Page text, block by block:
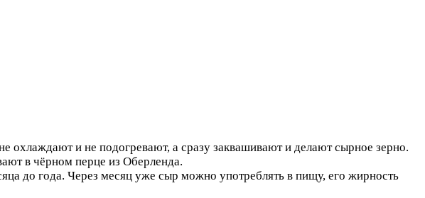
охлаждают и не подогревают, а сразу заквашивают и делают сырное зерно.
в чёрном перце из Оберленда.
до года. Через месяц уже сыр можно употреблять в пищу, его жирность